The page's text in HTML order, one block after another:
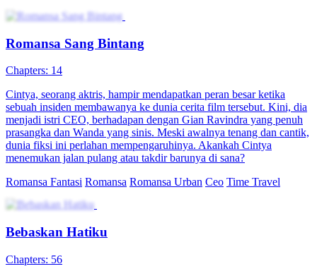
Romansa Sang Bintang
Chapters: 14
Cintya, seorang aktris, hampir mendapatkan peran besar ketika
sebuah insiden membawanya ke dunia cerita film tersebut. Kini, dia
menjadi istri CEO, berhadapan dengan Gian Ravindra yang penuh
prasangka dan Wanda yang sinis. Meski awalnya tenang dan cantik,
dunia fiksi ini perlahan mempengaruhinya. Akankah Cintya
menemukan jalan pulang atau takdir barunya di sana?
Romansa Fantasi Romansa Romansa Urban Ceo Time Travel
Bebaskan Hatiku
Chapters: 56